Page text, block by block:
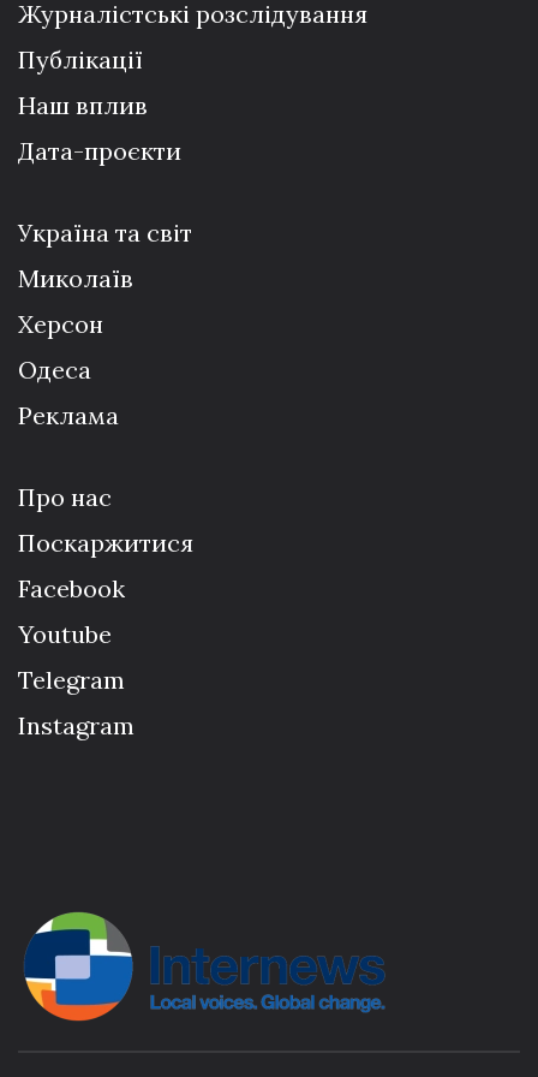
Журналістські розслідування
Публікації
Наш вплив
Дата-проєкти
Україна та світ
Миколаїв
Херсон
Одеса
Реклама
Про нас
Поскаржитися
Facebook
Youtube
Telegram
Instagram